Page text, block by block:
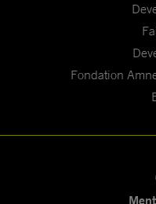
Fondation